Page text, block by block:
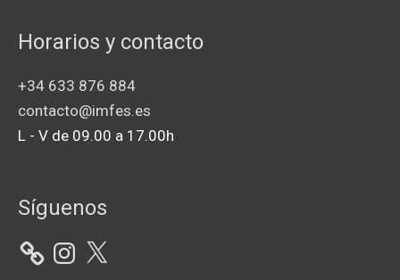
Horarios y contacto
+34 633 876 884
contacto@imfes.es
L - V de 09.00 a 17.00h
Síguenos